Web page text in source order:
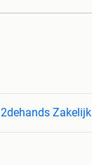
2dehands Zakelijk